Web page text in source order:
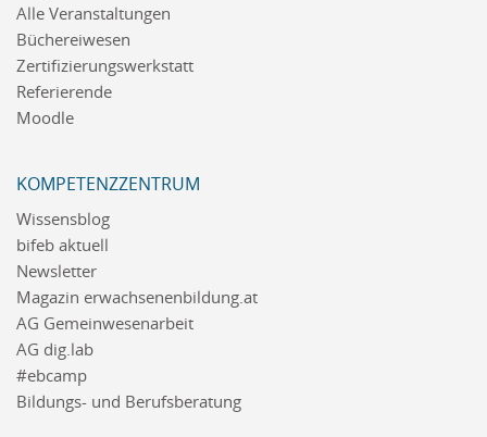
Alle Veranstaltungen
Büchereiwesen
Zertifizierungswerkstatt
Referierende
Moodle
KOMPETENZZENTRUM
Wissensblog
bifeb aktuell
Newsletter
Magazin erwachsenenbildung.at
AG Gemeinwesenarbeit
AG dig.lab
#ebcamp
Bildungs- und Berufsberatung